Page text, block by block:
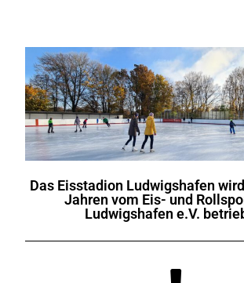
Das Eisstadion Ludwigshafen
Jahren vom Eis- und
Ludwigshafen e.V.